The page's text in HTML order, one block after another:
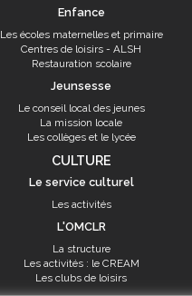
Enfance
Les écoles maternelles et primaire
Centres de loisirs - ALSH
Restauration scolaire
Jeunsesse
Le conseil local des jeunes
La mission locale
Les collèges et le lycée
CULTURE
Le service culturel
Les activités
L'OMCLR
La structure
Les activités : le CREAM
Les clubs de loisirs